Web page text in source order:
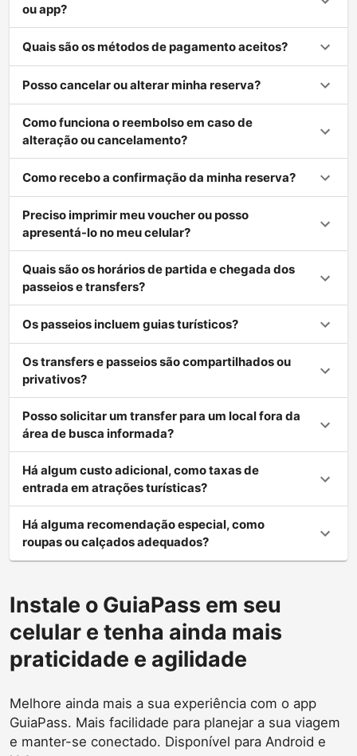
ou app?
Quais são os métodos de pagamento aceitos?
Posso cancelar ou alterar minha reserva?
Como funciona o reembolso em caso de
alteração ou cancelamento?
Como recebo a confirmação da minha reserva?
Preciso imprimir meu voucher ou posso
apresentá-lo no meu celular?
Quais são os horários de partida e chegada dos
passeios e transfers?
Os passeios incluem guias turísticos?
Os transfers e passeios são compartilhados ou
privativos?
Posso solicitar um transfer para um local fora da
área de busca informada?
Há algum custo adicional, como taxas de
entrada em atrações turísticas?
Há alguma recomendação especial, como
roupas ou calçados adequados?
Instale o GuiaPass em seu
celular e tenha ainda mais
praticidade e agilidade
Melhore ainda mais a sua experiência com o app
GuiaPass. Mais facilidade para planejar a sua viagem
e manter-se conectado. Disponível para Android e